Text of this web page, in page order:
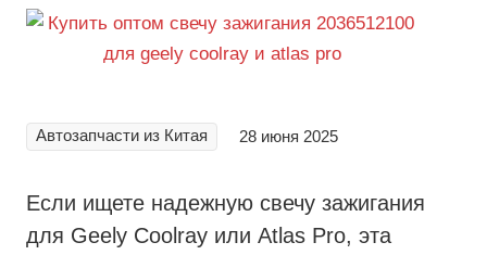
Автозапчасти из Китая 28 июня 2025
Если ищете надежную свечу зажигания
для Geely Coolray или Atlas Pro, эта